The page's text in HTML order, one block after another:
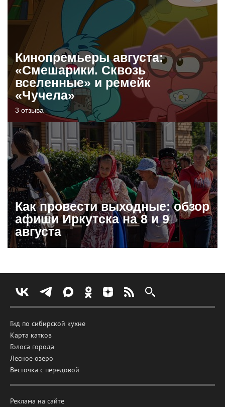
Кинопремьеры августа:
«Смешарики. Сквозь
вселенные» и ремейк
«Чучела»
3 отзыва
Как провести выходные: обзор
афиши Иркутска на 8 и 9
августа
Гид по сибирской кухне
Карта катков
Голоса города
Лесное озеро
Весточка с передовой
Реклама на сайте